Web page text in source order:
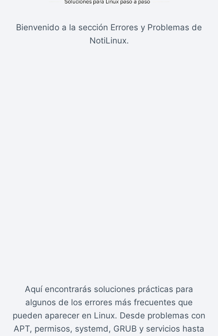
Bienvenido a la sección Errores y Problemas de
NotiLinux.
Aquí encontrarás soluciones prácticas para
algunos de los errores más frecuentes que
pueden aparecer en Linux. Desde problemas con
APT, permisos, systemd, GRUB y servicios hasta